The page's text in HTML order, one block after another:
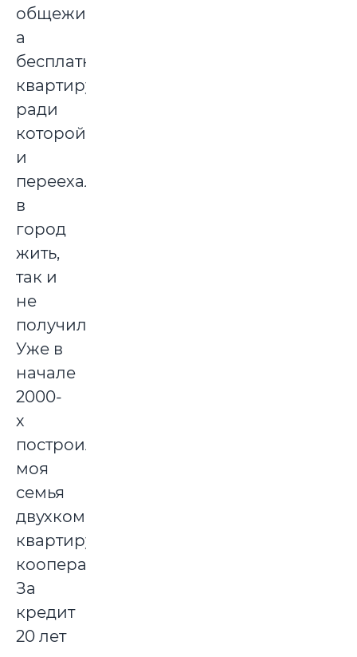
общежитии,
а
бесплатную
квартиру,
ради
которой
и
переехала
в
город
жить,
так и
не
получила.
Уже в
начале
2000-
х
построила
моя
семья
двухкомнатную
квартиру,
кооперативную.
За
кредит
20 лет